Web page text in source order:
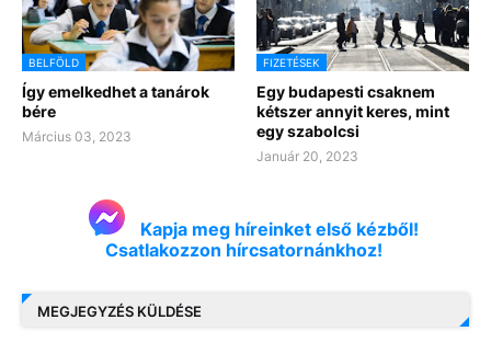
BELFÖLD
Így emelkedhet a tanárok
bére
Március 03, 2023
FIZETÉSEK
Egy budapesti csaknem
kétszer annyit keres, mint
egy szabolcsi
Január 20, 2023
Kapja meg híreinket első kézből!
Csatlakozzon hírcsatornánkhoz!
MEGJEGYZÉS KÜLDÉSE